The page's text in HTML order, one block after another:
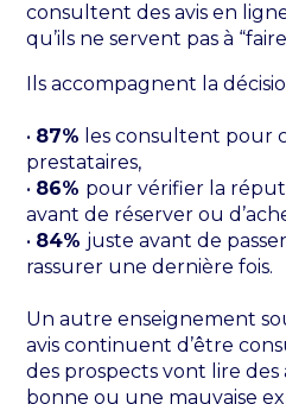
consultent des avis en
qu’ils ne servent pas à
Ils accompagnent la
• 87% les consultent pour
prestataires,
• 86% pour vérifier la
avant de réserver ou
• 84% juste avant de
rassurer une dernière fois.
Un autre enseignement
avis continuent d’être
des prospects vont lire des
bonne ou une mauvaise